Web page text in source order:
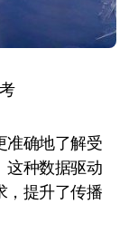
准确地了解受
这种数据驱动
，提升了传播